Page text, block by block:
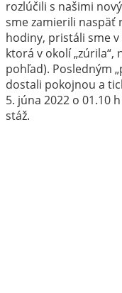
rozlúčili s našimi
sme zamierili naspäť
hodiny, pristáli sme
ktorá v okolí „zúrila“,
pohľad). Posledným
dostali pokojnou a
5. júna 2022 o 01.10
stáž.